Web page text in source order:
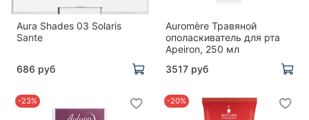
Aura Shades 03 Solaris
Sante
686 руб
Auromère Травяной
ополаскиватель для рта
Apeiron, 250 мл
3517 руб
-23% -20%